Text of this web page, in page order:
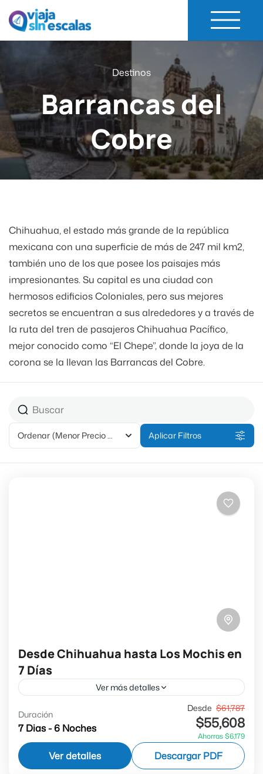
Destinos
Barrancas del
Cobre
Chihuahua, el estado más grande de la república
mexicana con una superficie de más de 247 mil km2,
también uno de los que posee los paisajes más
impresionantes. Su capital es una ciudad con
hermosos edificios Coloniales, pero sus mejores
secretos se encuentran a sus alrededores y a través de
la ruta del tren de pasajeros Chihuahua Pacífico,
mejor conocido como “El Chepe”, donde la joya de la
corona se la llevan las Barrancas del Cobre.
Ordenar Aplicar Filtros
Desde Chihuahua hasta Los Mochis en
7 Días
Ver más detalles
(Domingo, Martes y Jueves*) *Mayo, Junio, Agosto
y Septiembre no sale los Jueves (VSE-BHC-C5)
Conoce la Ciudad de Chihuahua, Campos
Menonitas, Creel, Los Valles de...
Barrancas del Cobre
Duración
7 Dias - 6 Noches
Desde $61,787
$55,608
Ahorras $6,179
Ver detalles Descargar PDF